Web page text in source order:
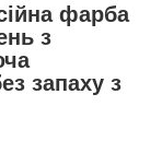
фарба
з
запаху з